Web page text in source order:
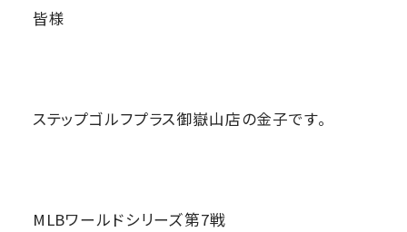
皆様
ステップゴルフプラス御嶽山店の金子です。
MLBワールドシリーズ第7戦